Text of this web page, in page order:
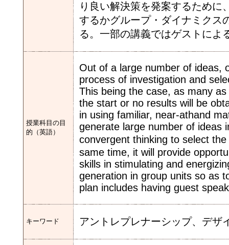
り良い解決策を発案するために
するかグループ・ダイナミクス
る。一部の講義ではゲストに
授業科目の目
的（英語）
Out of a large number of ideas,
process of investigation and
This being the case, as many
the start or no results will be
in using familiar, near-at­hand
generate large number of ideas
convergent thinking to select
same time, it will provide
skills in stimulating and
generation in group units so as
plan includes having guest
キーワード アントレプレナーシップ、デ